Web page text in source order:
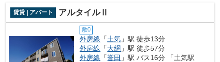
賃貸 | アパート アルタイルⅡ
敷0
外房線 「土気 」駅 徒歩13分
外房線 「大網 」駅 徒歩57分
外房線 「誉田 」駅 バス16分 「土気駅